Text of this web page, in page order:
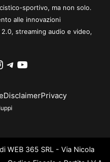
sportivo, ma non solo.
alle innovazioni
streaming audio e video,
Telegram
YouTube
DisclaimerPrivacy
WEB 365 SRL - Via Nicola